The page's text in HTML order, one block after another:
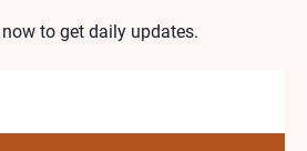
to get daily updates.